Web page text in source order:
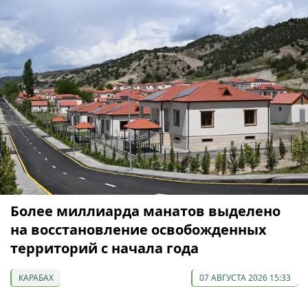
Более миллиарда манатов выделено
на восстановление освобожденных
территорий с начала года
КАРАБАХ 07 АВГУСТА 2026 15:33